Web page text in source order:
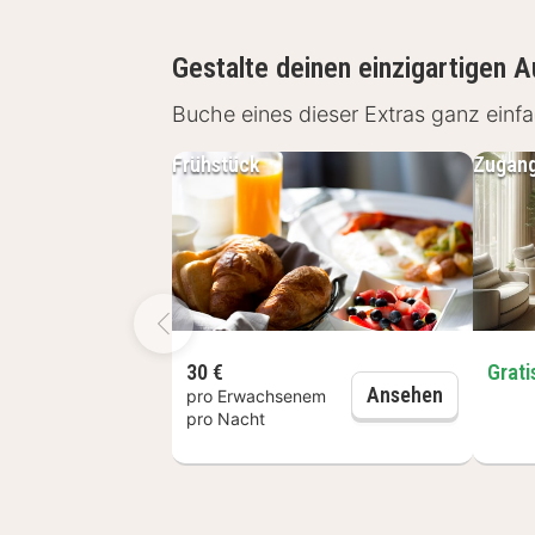
Brügge ist eine sehr beliebte Stadt
historischen Gebäude bilden eine
Brüggemuseum. Im Herzen von
einem der vielen Restaurants und
Gestalte deinen einzigartigen
Buche eines dieser Extras ganz
Frühstück
30 €
pro Erwachsenem
pro Nacht
Ansehen